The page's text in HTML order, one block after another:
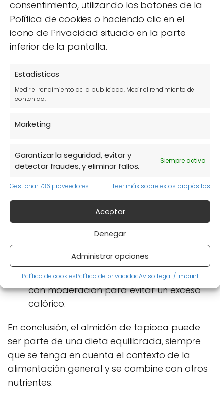
consentimiento, utilizando los botones de la
Política de cookies o haciendo clic en el
icono de Privacidad situado en la parte
inferior de la pantalla.
Estadísticas
Medir el rendimiento de la publicidad, Medir el rendimiento del
contenido.
Marketing
Garantizar la seguridad, evitar y
detectar fraudes, y eliminar fallos.
Siempre activo
Gestionar 736 proveedores Leer más sobre estos propósitos
Aceptar
Denegar
Administrar opciones
Política de cookiesPolítica de privacidadAviso Legal / Imprint
Bajo en nutrientes:
buena fuente de carbohidratos, carece
de muchas vitaminas y minerales.
Rico en calorías:Debe ser consumido
con moderación para evitar un exceso
calórico.
En conclusión, el almidón de tapioca puede
ser parte de una dieta equilibrada, siempre
que se tenga en cuenta el contexto de la
alimentación general y se combine con otros
nutrientes.